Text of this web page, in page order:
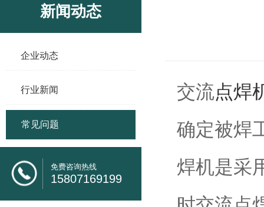
新闻动态
企业动态
行业新闻
常见问题
免费咨询热线
15807169199
交流点焊
确定被焊
焊机是采